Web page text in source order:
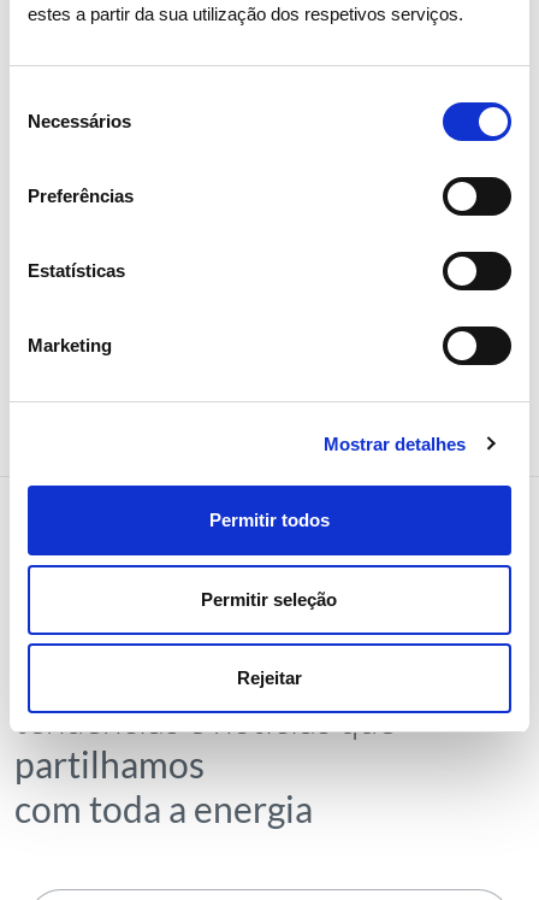
estes a partir da sua utilização dos respetivos serviços.
Necessários
Preferências
Estatísticas
Marketing
Mostrar detalhes
Permitir todos
Permitir seleção
Rejeitar
15 ABRIL 2026
Assembleia Geral de Acionistas
2026 aprova todos os pontos
Receba todos os detalhes da
tendências e notícias que
partilhamos
com toda a energia